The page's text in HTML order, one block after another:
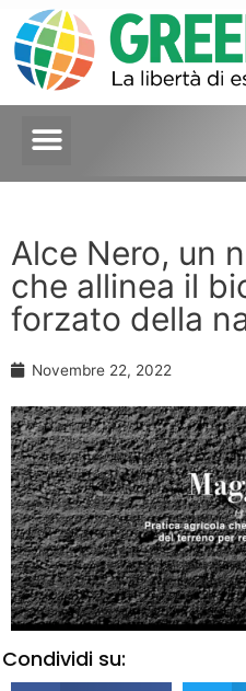
Alce Nero, un
che allinea il
forzato della
Novembre 22, 2022
Condividi su: